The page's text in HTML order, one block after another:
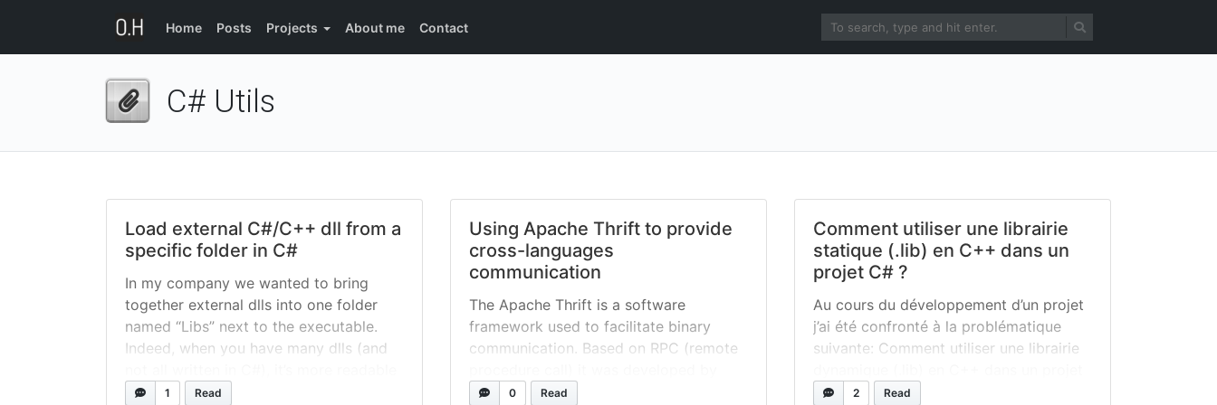
Home Posts Projects About me Contact
C# Utils
Load external C#/C++ dll from a
specific folder in C#
In my company we wanted to bring
together external dlls into one folder
named “Libs” next to the executable.
Indeed, when you have many dlls (and
to put them all in one folder that
1 Read
Using Apache Thrift to provide
cross-languages
communication
The Apache Thrift is a software
framework used to facilitate binary
communication. Based on RPC (remote
Facebook and provide the complete
0 Read
Comment utiliser une librairie
statique (.lib) en C++ dans un
projet C# ?
Au cours du développement d’un projet
j’ai été confronté à la problématique
suivante: Comment utiliser une librairie
C# ? Fichiers: Executables (38ko)
2 Read